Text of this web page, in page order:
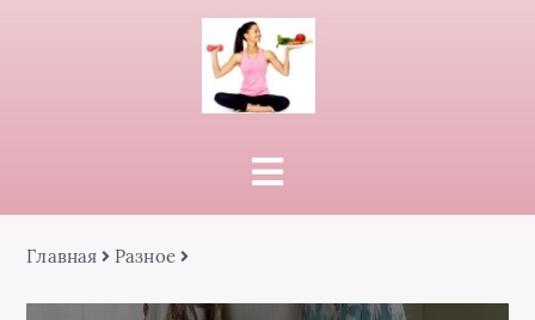
Главная Разное